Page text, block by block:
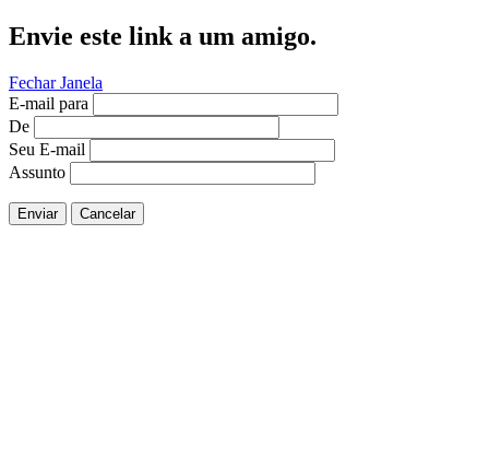
Envie este link a um amigo.
Fechar Janela
E-mail para
De
Seu E-mail
Assunto
Enviar Cancelar